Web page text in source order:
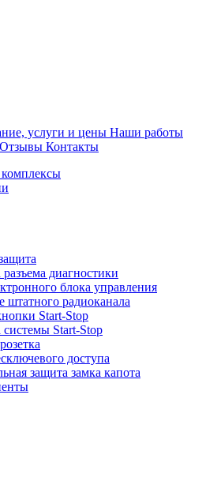
услуги и цены Наши работы
Отзывы Контакты
диагностики
блока управления
штатного радиоканала
Start-Stop
Start-Stop
доступа
защита замка капота